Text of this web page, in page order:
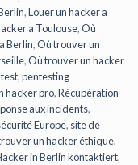
,Louer un hacker a
a Toulouse,Où
Berlin,Où trouver un
,Où trouver un hacker
,pentesting
hacker pro,Récupération
aux incidents,
Europe, site de
un hacker éthique,
in Berlin kontaktiert,